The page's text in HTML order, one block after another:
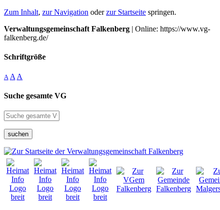
Zum Inhalt, zur Navigation oderzur Startseite springen.
Verwaltungsgemeinschaft Falkenberg | Online: https://www.vg-
falkenberg.de/
Schriftgröße
A A A
Suche gesamte VG
suchen